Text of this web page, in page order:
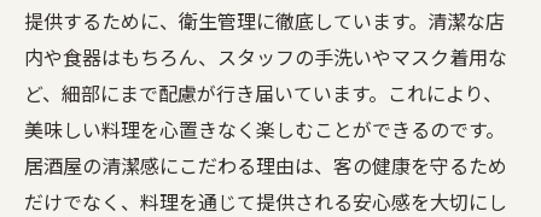
提供するために、衛生管理に徹底しています。清潔な店
内や食器はもちろん、スタッフの手洗いやマスク着用な
ど、細部にまで配慮が行き届いています。これにより、
美味しい料理を心置きなく楽しむことができるのです。
居酒屋の清潔感にこだわる理由は、客の健康を守るため
だけでなく、料理を通じて提供される安心感を大切にし